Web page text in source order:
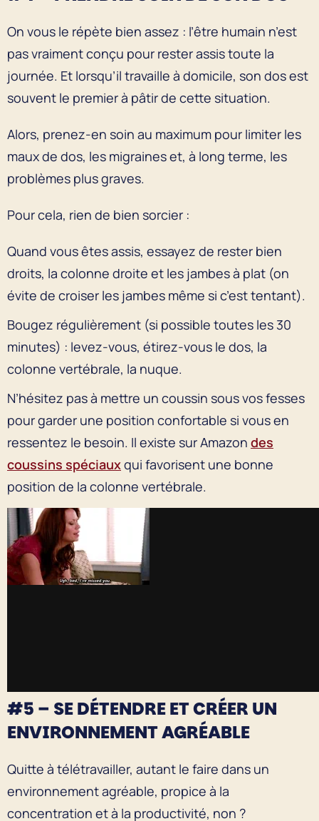
On vous le répète bien assez : l’être humain n’est
pas vraiment conçu pour rester assis toute la
journée. Et lorsqu’il travaille à domicile, son dos est
souvent le premier à pâtir de cette situation.
Alors, prenez-en soin au maximum pour limiter les
maux de dos, les migraines et, à long terme, les
problèmes plus graves.
Pour cela, rien de bien sorcier :
Quand vous êtes assis, essayez de rester bien
droits, la colonne droite et les jambes à plat (on
évite de croiser les jambes même si c’est tentant).
Bougez régulièrement (si possible toutes les 30
minutes) : levez-vous, étirez-vous le dos, la
colonne vertébrale, la nuque.
N’hésitez pas à mettre un coussin sous vos fesses
pour garder une position confortable si vous en
ressentez le besoin. Il existe sur Amazon des
coussins spéciauxqui favorisent une bonne
position de la colonne vertébrale.
#5 – SE DÉTENDRE ET CRÉER UN
ENVIRONNEMENT AGRÉABLE
Quitte à télétravailler, autant le faire dans un
environnement agréable, propice à la
concentration et à la productivité, non ?